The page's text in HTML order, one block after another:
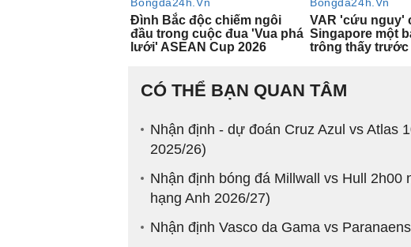
CÓ THỂ BẠN QUAN TÂM
Nhận định - dự đoán Cruz Azul vs Atlas
2025/26)
Nhận định bóng đá Millwall vs Hull 2h00
hạng Anh 2026/27)
Nhận định Vasco da Gama vs